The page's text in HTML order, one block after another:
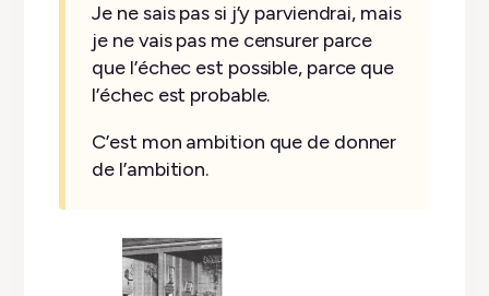
Je ne sais pas si j’y parviendrai, mais
je ne vais pas me censurer parce
que l’échec est possible, parce que
l’échec est probable.
C’est mon ambition que de donner
de l’ambition.